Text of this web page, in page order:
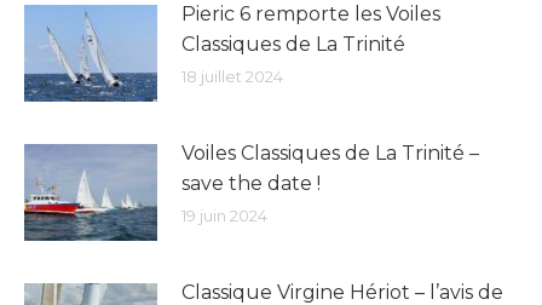
Pieric 6 remporte les Voiles
Classiques de La Trinité
18 juillet 2024
Voiles Classiques de La Trinité –
save the date !
19 juin 2024
Classique Virgine Hériot – l’avis de